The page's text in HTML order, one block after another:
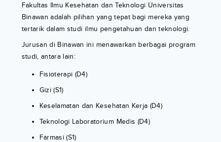
Fakultas Ilmu Kesehatan dan Teknologi Universitas
Binawan adalah pilihan yang tepat bagi mereka yang
tertarik dalam studi ilmu pengetahuan dan teknologi.
Jurusan di Binawan ini menawarkan berbagai program
studi, antara lain:
Fisioterapi (D4)
Gizi (S1)
Keselamatan dan Kesehatan Kerja (D4)
Teknologi Laboratorium Medis (D4)
Farmasi (S1)